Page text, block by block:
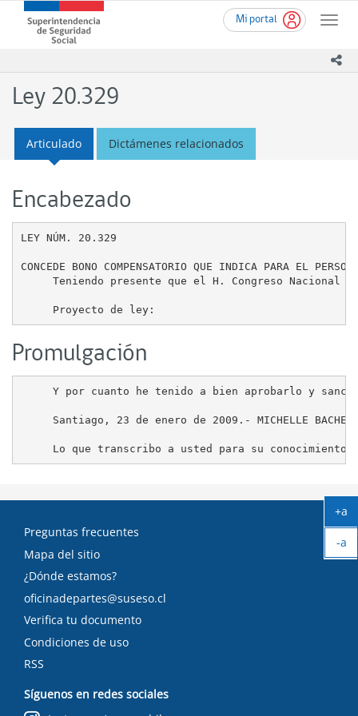
contenido
Mi portal
Toggle
Superintendencia
de
(SUSESO)
-
de
Chile
Ley 20.329
Articulado Dictámenes relacionados
Encabezado
LEY NÚM. 20.329
CONCEDE BONO COMPENSATORIO QUE INDICA PARA EL
Teniendo presente que el H. Congreso Nacional
Promulgación
Y por cuanto he tenido a bien aprobarlo y
Santiago, 23 de enero de 2009.- MICHELLE
Preguntas frecuentes
Mapa del sitio
¿Dónde estamos?
oficinadepartes@suseso.cl
Verifica tu documento
Condiciones de uso
RSS
Síguenos en redes sociales
+a
-a